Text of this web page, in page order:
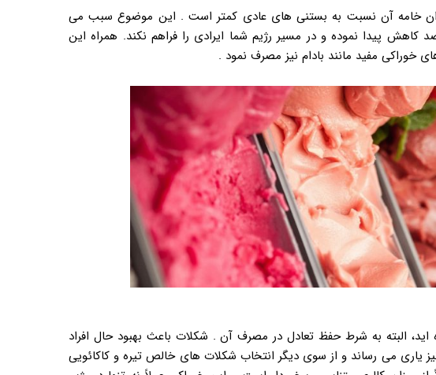
خامه آن نسبت به بستنی های عادی کمتر است . این موضوع سبب می
میزان کالری آن نسبت به بستنی تا ۴۰ درصد کاهش پیدا نموده و در مسیر رژیم شما ایرادی را فراهم نکند. همراه این
خوراکی مفید مانند بادام نیز مصرف نمود .
البته به شرط حفظ تعادل در مصرف آن . شکلات باعث بهبود حال افراد
یاری می رساند و از سوی دیگر انتخاب شکلات های خالص تیره و کاکائویی